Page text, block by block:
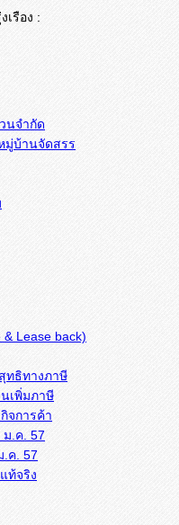
รือง :
นจำกัด
มู่บ้านจัดสรร
Lease back)
ทธิทางภาษี
เพิ่มภาษี
จการค้า
ม.ค. 57
ท้จริง